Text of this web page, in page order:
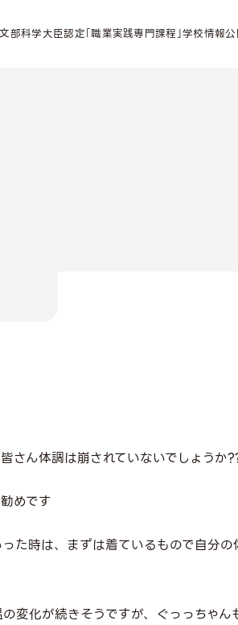
文部科学大臣認定「職業実践専門課程」学校情報
さん体調は崩されていないでしょうか
めです
た時は、まずは着ているもので自分
変化が続きそうですが、ぐっっちゃ